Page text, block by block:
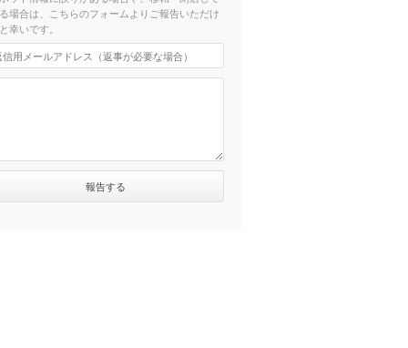
場合は、こちらのフォームよりご報告いただけ
幸いです。